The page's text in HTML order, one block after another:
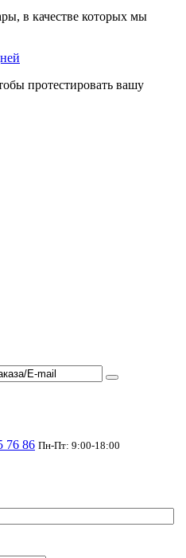
в качестве которых мы
протестировать вашу
76 86 Пн-Пт: 9:00-18:00